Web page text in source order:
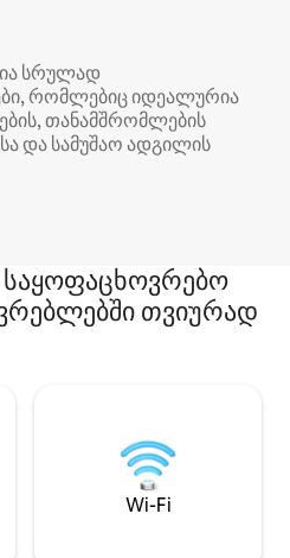
სრულად
რომლებიც იდეალურია
თანამშრომლების
და სამუშაო ადგილის
თვიურად
Wi-Fi